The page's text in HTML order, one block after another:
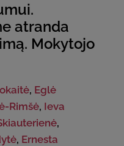
atranda
Mokytojo
, Eglė
Rimšė, Ieva
,
, Ernesta